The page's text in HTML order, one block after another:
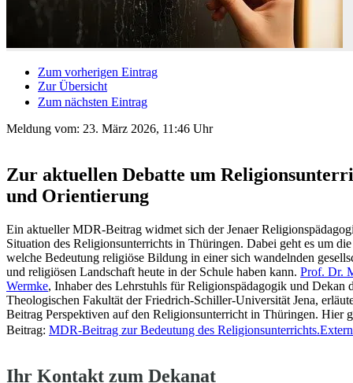
Zum vorherigen Eintrag
Zur Übersicht
Zum nächsten Eintrag
Meldung vom: 23. März 2026, 11:46 Uhr
Zur aktuellen Debatte um
und Orientierung
Ein aktueller MDR-Beitrag widmet sich der Jenaer
Situation des Religionsunterrichts in Thüringen. Dabei geht es um
welche Bedeutung religiöse Bildung in einer sich wandelnden
und religiösen Landschaft heute in der Schule haben kann. Prof. Dr.
Wermke, Inhaber des Lehrstuhls für Religionspädagogik und Dekan
Theologischen Fakultät der Friedrich-Schiller-Universität Jena,
Beitrag Perspektiven auf den Religionsunterricht in Thüringen. Hier
Beitrag: MDR-Beitrag zur Bedeutung des Religionsunterrichts.
Ihr Kontakt zum Dekanat